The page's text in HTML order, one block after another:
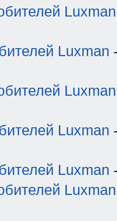
Luxman
Luxman
Luxman
Luxman
Luxman
Luxman